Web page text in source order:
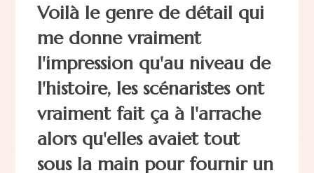
Voilà le genre de détail qui
me donne vraiment
l'impression qu'au niveau de
l'histoire, les scénaristes ont
vraiment fait ça à l'arrache
alors qu'elles avaiet tout
sous la main pour fournir un